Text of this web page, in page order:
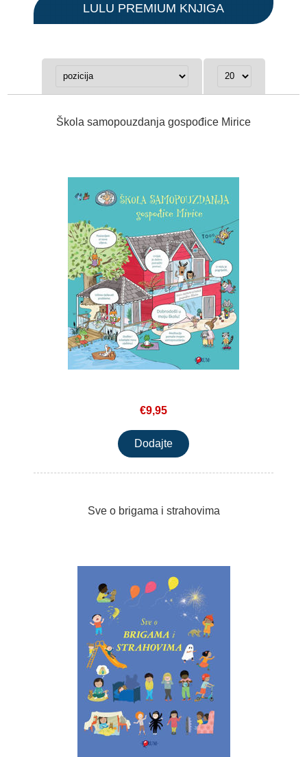
LULU PREMIUM KNJIGA
Škola samopouzdanja gospođice Mirice
€9,95
Sve o brigama i strahovima